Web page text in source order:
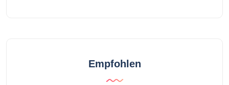
Empfohlen